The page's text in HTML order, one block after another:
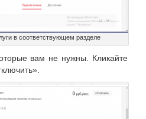
в соответствующем разделе
вам не нужны. Кликайте